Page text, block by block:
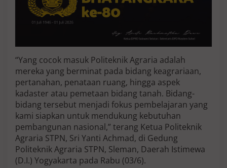
M
a
P
e
i
n
a
t
B
i
d
a
“Yang cocok masuk Politeknik Agraria adalah
mereka yang berminat pada bidang keagrariaan,
pertanahan, penataan ruang, hingga aspek
kadaster atau pemetaan bidang tanah. Bidang-
bidang tersebut menjadi fokus pembelajaran yang
kami siapkan untuk mendukung kebutuhan
pembangunan nasional,” terang Ketua Politeknik
Agraria STPN, Sri Yanti Achmad, di Gedung
Politeknik Agraria STPN, Sleman, Daerah Istimewa
(D.I.) Yogyakarta pada Rabu (03/6).